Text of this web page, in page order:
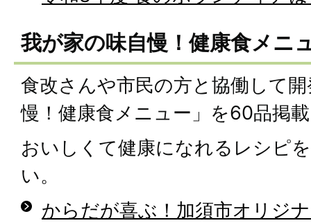
我が家の味自慢！健康食メニ
食改さんや市民の方と協働して
慢！健康食メニュー」を60品掲
おいしくて健康になれるレシピ
い。
からだが喜ぶ！加須市オリジ